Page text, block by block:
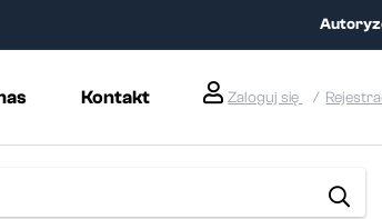
Kontakt Zaloguj się